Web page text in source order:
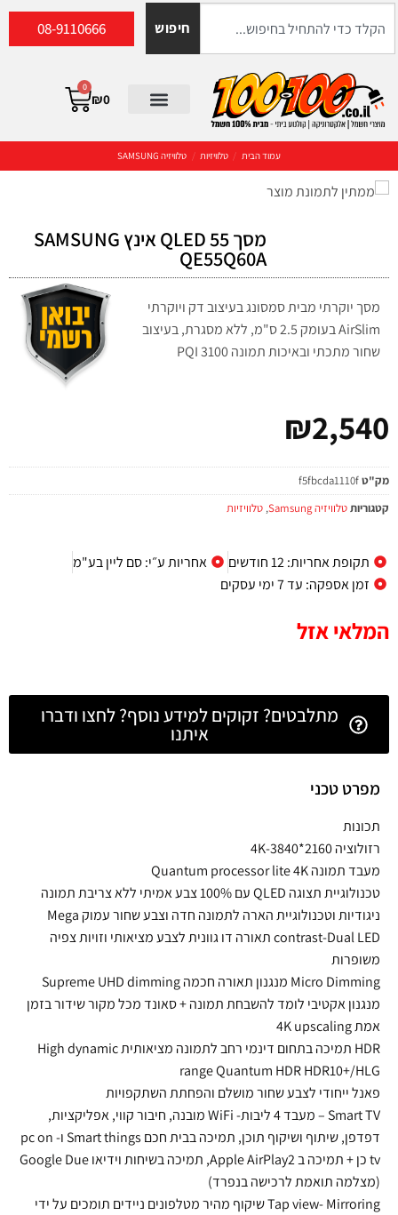
חיפוש 08-9110666
₪0
0
עמוד הבית / טלוויזיות / טלוויזיה SAMSUNG
מסך QLED 55 אינץ SAMSUNG
QE55Q60A
מסך יוקרתי מבית סמסונג בעיצוב דק ויוקרתי
AirSlim בעומק 2.5 ס"מ, ללא מסגרת, בעיצוב
שחור מתכתי ובאיכות תמונה 3100 PQI
₪2,540
מק"טf5fbcda1110f
קטגוריותטלוויזיה Samsung , טלוויזיות
תקופת אחריות: 12 חודשים
אחריות ע״י: סם ליין בע"מ
זמן אספקה: עד 7 ימי עסקים
המלאי אזל
מתלבטים? זקוקים למידע נוסף? לחצו ודברו
איתנו
מפרט טכני
תכונות
רזולוציה 4K-3840*2160
מעבד תמונה Quantum processor lite 4K
טכנולוגיית תצוגה QLED עם 100% צבע אמיתי ללא צריבת תמונה
ניגודיות וטכנולוגיית הארה לתמונה חדה וצבע שחור עמוק Mega
contrast-Dual LED תאורה דו גוונית לצבע מציאותי וזויות צפיה
משופרות
Micro Dimming מנגנון תאורה חכמה Supreme UHD dimming
מנגנון אקטיבי לומד להשבחת תמונה + סאונד מכל מקור שידור בזמן
אמת 4K upscaling
HDR תמיכה בתחום דינמי רחב לתמונה מציאותית High dynamic
range Quantum HDR HDR10+/HLG
פאנל ייחודי לצבע שחור מושלם והפחתת השתקפויות
Smart TV – מעבד 4 ליבות- WiFi מובנה, חיבור קווי, אפליקציות,
דפדפן, שיתוף ושיקוף תוכן, תמיכה בבית חכם Smart things ו- pc on
tv כן + תמיכה ב Apple AirPlay2, תמיכה בשיחות וידיאו Google Due
(מצלמה תואמת לרכישה בנפרד)
Tap view- Mirroring שיקוף מהיר מטלפונים ניידים תומכים על ידי